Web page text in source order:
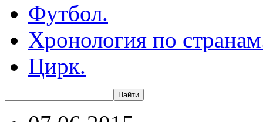
Футбол.
Хронология по
Цирк.